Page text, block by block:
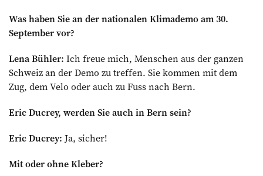
Was haben Sie an der nationalen Klimademo am 30.
September vor?
Lena Bühler: Ich freue mich, Menschen aus der ganzen
Schweiz an der Demo zu treffen. Sie kommen mit dem
Zug, dem Velo oder auch zu Fuss nach Bern.
Eric Ducrey, werden Sie auch in Bern sein?
Eric Ducrey: Ja, sicher!
Mit oder ohne Kleber?